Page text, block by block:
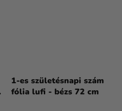
1-es születésnapi szám
fólia lufi - bézs 72 cm